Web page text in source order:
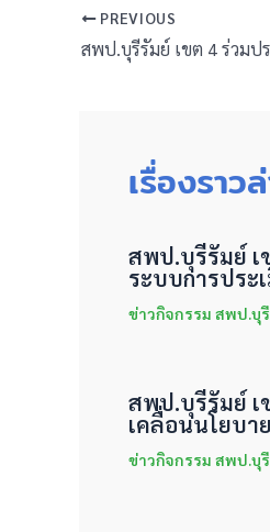
PREVIOUS
เรื่องราว
สพป.บุรีรัมย์ เ
ระบบการประ
ข่าวกิจกรรม สพป.บุ
สพป.บุรีรัมย์ เ
เคลื่อนนโยบา
ข่าวกิจกรรม สพป.บุ